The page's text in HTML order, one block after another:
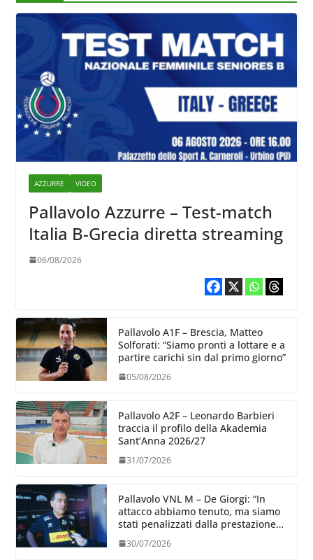
AZZURRE VIDEO
Pallavolo Azzurre – Test-match
Italia B-Grecia diretta streaming
06/08/2026
Pallavolo A1F – Brescia, Matteo
Solforati: “Siamo pronti a lottare e a
partire carichi sin dal primo giorno”
05/08/2026
Pallavolo A2F – Leonardo Barbieri
traccia il profilo della Akademia
Sant’Anna 2026/27
31/07/2026
Pallavolo VNL M – De Giorgi: “In
attacco abbiamo tenuto, ma siamo
stati penalizzati dalla prestazione
30/07/2026